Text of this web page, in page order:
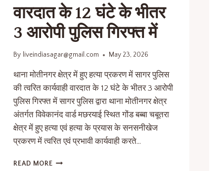
वारदात के 12 घंटे के भीतर
3 आरोपी पुलिस गिरफ्त में
By liveindiasagar@gmail.com May 23, 2026
थाना मोतीनगर क्षेत्र में हुए हत्या प्रकरण में सागर पुलिस
की त्वरित कार्यवाही वारदात के 12 घंटे के भीतर 3 आरोपी
पुलिस गिरफ्त में सागर पुलिस द्वारा थाना मोतीनगर क्षेत्र
अंतर्गत विवेकानंद वार्ड मछरयाई स्थित गोंड बब्बा चबूतरा
क्षेत्र में हुए हत्या एवं हत्या के प्रयास के सनसनीखेज
प्रकरण में त्वरित एवं प्रभावी कार्यवाही करते…
READ MORE